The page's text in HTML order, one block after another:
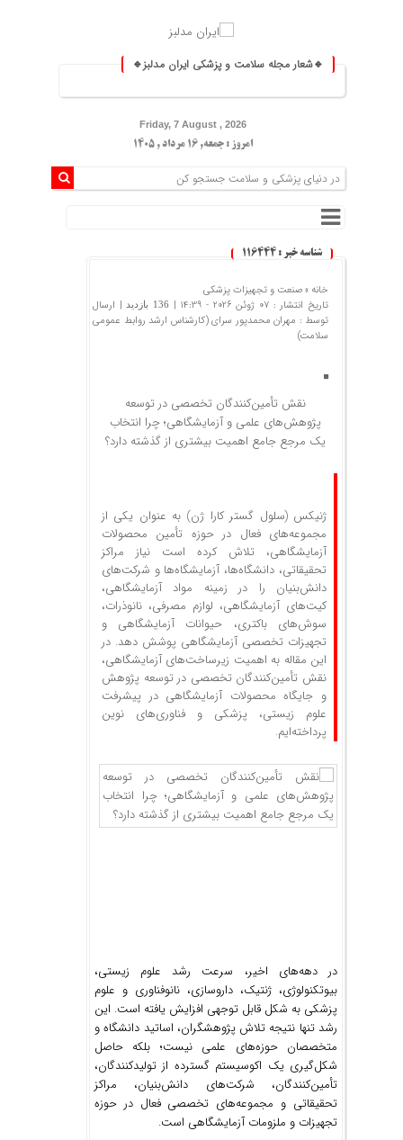
🔹شعار مجله سلامت و پزشکی ایران مدلبز🔹
Friday, 7 August , 2026
امروز : جمعه, ۱۶ مرداد , ۱۴۰۵
شناسه خبر : 116444
خانه »صنعت و تجهیزات پزشکی
تاریخ انتشار : 07 ژوئن 2026 - 14:39 |
136 بازدید
| ارسال
توسط : مهران محمدپور سرای (کارشناس ارشد روابط عمومی
سلامت)
نقش تأمین‌کنندگان تخصصی در توسعه
پژوهش‌های علمی و آزمایشگاهی؛ چرا انتخاب
یک مرجع جامع اهمیت بیشتری از گذشته دارد؟
ژنیکس (سلول گستر کارا ژن) به عنوان یکی از
مجموعه‌های فعال در حوزه تأمین محصولات
آزمایشگاهی، تلاش کرده است نیاز مراکز
تحقیقاتی، دانشگاه‌ها، آزمایشگاه‌ها و شرکت‌های
دانش‌بنیان را در زمینه مواد آزمایشگاهی،
کیت‌های آزمایشگاهی، لوازم مصرفی، نانوذرات،
سوش‌های باکتری، حیوانات آزمایشگاهی و
تجهیزات تخصصی آزمایشگاهی پوشش دهد. در
این مقاله به اهمیت زیرساخت‌های آزمایشگاهی،
نقش تأمین‌کنندگان تخصصی در توسعه پژوهش
و جایگاه محصولات آزمایشگاهی در پیشرفت
علوم زیستی، پزشکی و فناوری‌های نوین
پرداخته‌ایم.
در دهه‌های اخیر، سرعت رشد علوم زیستی،
بیوتکنولوژی، ژنتیک، داروسازی، نانوفناوری و علوم
پزشکی به شکل قابل توجهی افزایش یافته است. این
رشد تنها نتیجه تلاش پژوهشگران، اساتید دانشگاه و
متخصصان حوزه‌های علمی نیست؛ بلکه حاصل
شکل‌گیری یک اکوسیستم گسترده از تولیدکنندگان،
تأمین‌کنندگان، شرکت‌های دانش‌بنیان، مراکز
تحقیقاتی و مجموعه‌های تخصصی فعال در حوزه
تجهیزات و ملزومات آزمایشگاهی است.